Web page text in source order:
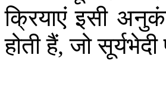
क्रियाएं इसी
होती हैं,जो सूर्यभेदी